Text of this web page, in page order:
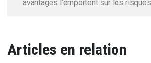
avantages l’emportent sur les risques
Articles en relation